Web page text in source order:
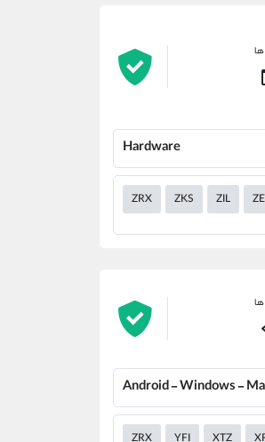
Hardware
ZRX ZKS ZIL
Android - Windows -